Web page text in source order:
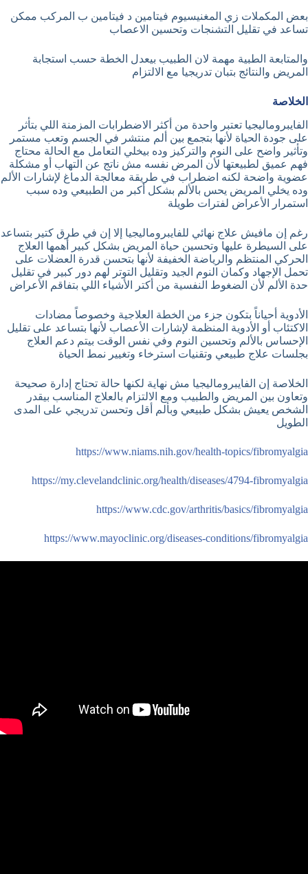
بعض المكملات زي المغنيسيوم فيتامين د فيتامين ب المركب ممكن
تساعد في تقليل التشنجات وتحسين الاعصاب
والمتابعة الطبية مهمة لان الطبيب بيعدل الخطة حسب استجابة
المريض والنتائج بتبان تدريجيا مع الالتزام
الخلاصة
الفايبروماليجيا تعتبر واحدة من أكثر الاضطرابات المزمنة اللي بتأثر
على جودة الحياة لأنها بتجمع بين ألم منتشر في الجسم وتعب مستمر
وتأثير واضح على النوم والتركيز وده بيخلي التعامل مع الحالة محتاج
فهم عميق لطبيعتها لأن المرض نفسه مش ناتج عن التهاب أو مشكلة
عضوية واضحة لكنه اضطراب في طريقة معالجة الدماغ لإشارات الألم
وده يخلي المريض يحس بالألم بشكل أكبر من الطبيعي وده سبب
استمرار الأعراض لفترات طويلة
رغم إن مافيش علاج نهائي للفايبروماليجيا إلا إن في طرق كتير بتساعد
على السيطرة عليها وتحسين حياة المريض بشكل كبير أهمها العلاج
الحركي المنتظم والرياضة الخفيفة لأنها بتحسن قدرة العضلات على
تحمل الإجهاد وكمان النوم الجيد وتقليل التوتر لهم دور كبير في تقليل
حدة الألم لأن الضغوط النفسية من أكتر الأشياء اللي بتفاقم الأعراض
الأدوية أحياناً بتكون جزء من الخطة العلاجية وخصوصاً مضادات
الاكتئاب أو الأدوية المنظمة لإشارات الأعصاب لأنها بتساعد على تقليل
الإحساس بالألم وتحسين النوم وفي نفس الوقت بيتم دعم العلاج
بجلسات علاج طبيعي وتقنيات استرخاء وتغيير نمط الحياة
الخلاصة إن الفايبروماليجيا مش نهاية لكنها حالة تحتاج إدارة صحيحة
وتعاون بين المريض والطبيب ومع الالتزام بالعلاج المناسب بيقدر
الشخص يعيش بشكل طبيعي وبألم أقل وتحسن تدريجي على المدى
الطويل
https://www.niams.nih.gov/health-topics/fibromyalgia
https://my.clevelandclinic.org/health/diseases/4794-fibromyalgia
https://www.cdc.gov/arthritis/basics/fibromyalgia
https://www.mayoclinic.org/diseases-conditions/fibromyalgia